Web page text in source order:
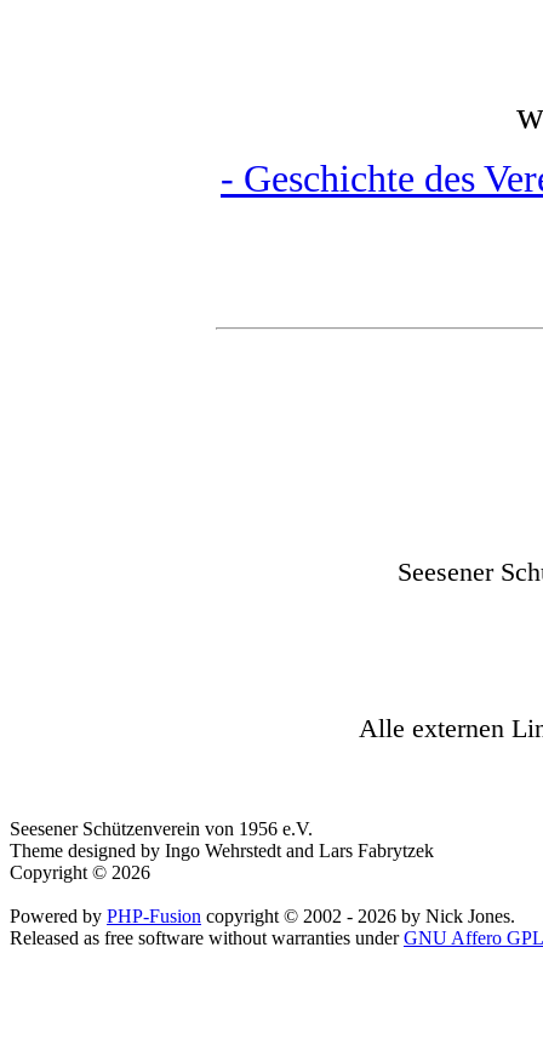
- Geschichte des
Seesener
Alle externen
Seesener Schützenverein von 1956 e.V.
Theme designed by Ingo Wehrstedt and Lars Fabrytzek
Copyright © 2026
Powered by PHP-Fusion copyright © 2002 - 2026 by Nick Jones.
Released as free software without warranties underGNU Affero GPL